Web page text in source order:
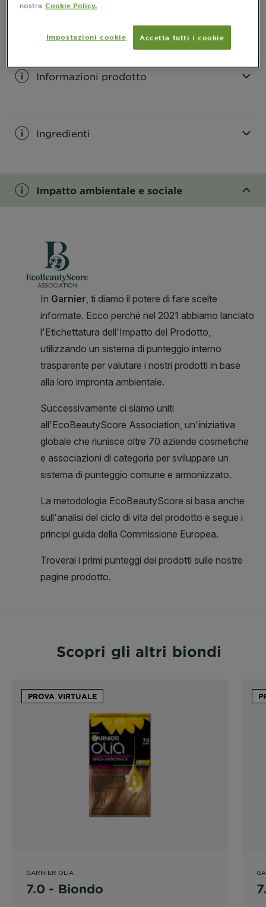
Informazioni prodotto
Ingredienti
Impatto ambientale e sociale
Scopri gli altri biondi
PROVA VIRTUALE
GARNIER OLIA
7.0 - Biondo
nostra Cookie Policy.
Impostazioni cookie Accetta tutti i cookie